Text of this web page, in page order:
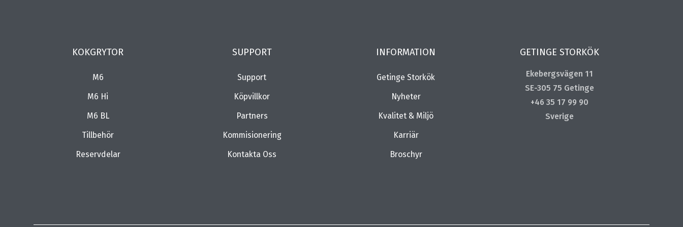
KOKGRYTOR
M6
M6 Hi
M6 BL
Tillbehör
Reservdelar
SUPPORT
Support
Köpvillkor
Partners
Kommisionering
Kontakta Oss
INFORMATION
Getinge Storkök
Nyheter
Kvalitet & Miljö
Karriär
Broschyr
GETINGE STORKÖK
Ekebergsvägen 11
SE-305 75 Getinge
+46 35 17 99 90
Sverige